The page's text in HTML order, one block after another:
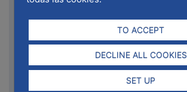
TO ACCEPT
DECLINE ALL COOKIES
SET UP